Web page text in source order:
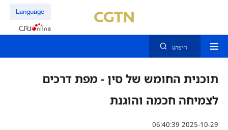
Language
חיפוש
תוכנית החומש של סין - מפת דרכים
לצמיחה חכמה והוגנת
06:40:39 2025-10-29